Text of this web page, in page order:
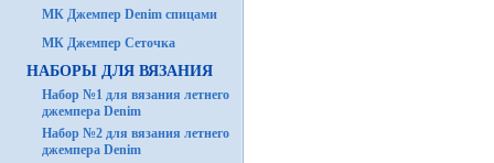
МК Джемпер Denim спицами
МК Джемпер Сеточка
НАБОРЫ ДЛЯ ВЯЗАНИЯ
Набор №1 для вязания летнего
джемпера Denim
Набор №2 для вязания летнего
джемпера Denim